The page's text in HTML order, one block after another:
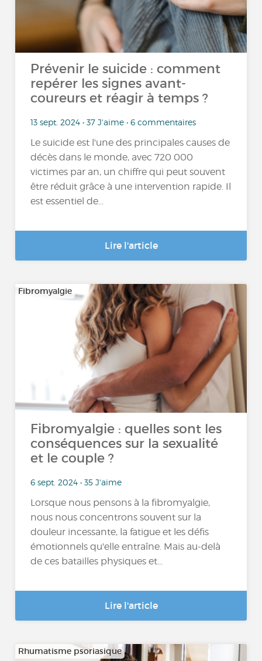
Prévenir le suicide : comment
repérer les signes avant-
coureurs et réagir à temps ?
13 sept. 2024 • 37 J'aime • 6 commentaires
Le suicide est l'une des principales causes de
décès dans le monde, avec 720 000
victimes par an, un chiffre qui peut souvent
être réduit grâce à une intervention rapide. Il
est essentiel de...
Lire l'article
Fibromyalgie
Fibromyalgie : quelles sont les
conséquences sur la sexualité
et le couple ?
6 sept. 2024 • 35 J'aime
Lorsque nous pensons à la fibromyalgie,
nous nous concentrons souvent sur la
douleur incessante, la fatigue et les défis
émotionnels qu'elle entraîne. Mais au-delà
de ces batailles physiques et...
Lire l'article
Rhumatisme psoriasique